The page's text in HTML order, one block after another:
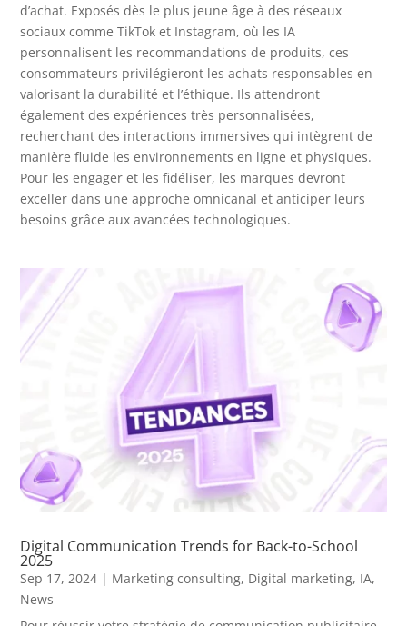
d’achat. Exposés dès le plus jeune âge à des réseaux
sociaux comme TikTok et Instagram, où les IA
personnalisent les recommandations de produits, ces
consommateurs privilégieront les achats responsables en
valorisant la durabilité et l’éthique. Ils attendront
également des expériences très personnalisées,
recherchant des interactions immersives qui intègrent de
manière fluide les environnements en ligne et physiques.
Pour les engager et les fidéliser, les marques devront
exceller dans une approche omnicanal et anticiper leurs
besoins grâce aux avancées technologiques.
Digital Communication Trends for Back-to-School
2025
Sep 17, 2024 | Marketing consulting, Digital marketing, IA,
News